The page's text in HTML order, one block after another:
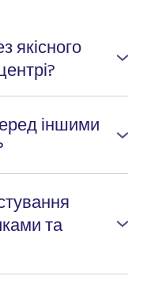
якісного
іншими
та